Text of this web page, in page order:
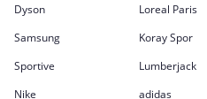
Dyson
Loreal Paris
Samsung
Koray Spor
Sportive
Lumberjack
Nike
adidas